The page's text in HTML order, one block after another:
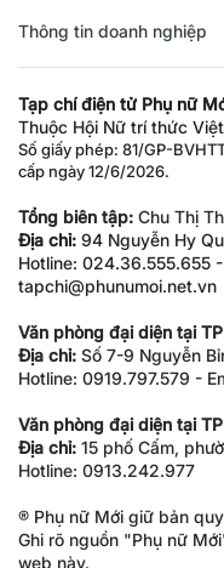
Thông tin doanh nghiệp
Tạp chí điện tử Phụ nữ
Thuộc Hội Nữ trí thức
Số giấy phép: 81/GP-
cấp ngày 12/6/2026.
Tổng biên tập: Chu Thị
Địa chỉ: 94 Nguyễn Hy
Hotline: 024.36.555.655
tapchi@phunumoi.net.vn
Văn phòng đại diện tại
Địa chỉ: Số 7-9 Nguyễn
Hotline: 0919.797.579 -
Văn phòng đại diện tại
Địa chỉ: 15 phố Cấm,
Hotline: 0913.242.977
® Phụ nữ Mới giữ bản
Ghi rõ nguồn "Phụ nữ
web này.